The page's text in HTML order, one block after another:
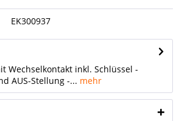
EK300937
Wechselkontakt inkl. Schlüssel -
AUS-Stellung -... mehr